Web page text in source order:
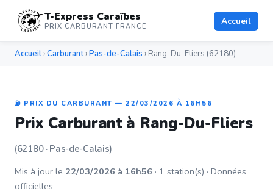
T-Express Caraïbes
PRIX CARBURANT FRANCE Accueil
Accueil ›Carburant›Pas-de-Calais › Rang-Du-Fliers (62180)
⛽ PRIX DU CARBURANT — 22/03/2026 À 16H56
Prix Carburant à Rang-Du-Fliers
(62180 · Pas-de-Calais)
Mis à jour le 22/03/2026 à 16h56 · 1 station(s) · Données
officielles